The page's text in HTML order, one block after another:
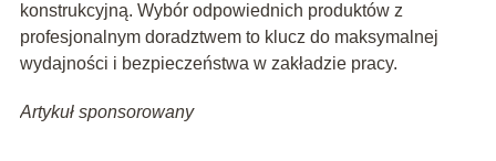
konstrukcyjną. Wybór odpowiednich produktów z
profesjonalnym doradztwem to klucz do maksymalnej
wydajności i bezpieczeństwa w zakładzie pracy.
Artykuł sponsorowany